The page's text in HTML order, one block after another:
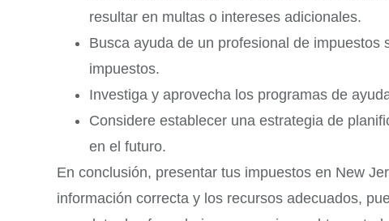
resultar en multas o intereses adicionales.
Busca ayuda de un profesional de
impuestos.
Investiga y aprovecha los programas de
Considere establecer una estrategia de
en el futuro.
En conclusión, presentar tus impuestos en New
información correcta y los recursos adecuados,